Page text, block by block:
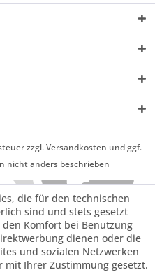
zzgl. Versandkosten und ggf.
nicht anders beschrieben
die für den technischen
sind und stets gesetzt
Komfort bei Benutzung
dienen oder die
und sozialen Netzwerken
Ihrer Zustimmung gesetzt.